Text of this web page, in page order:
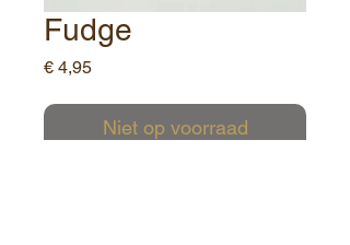
Fudge
€ 4,95Prijs
Niet op voorraad